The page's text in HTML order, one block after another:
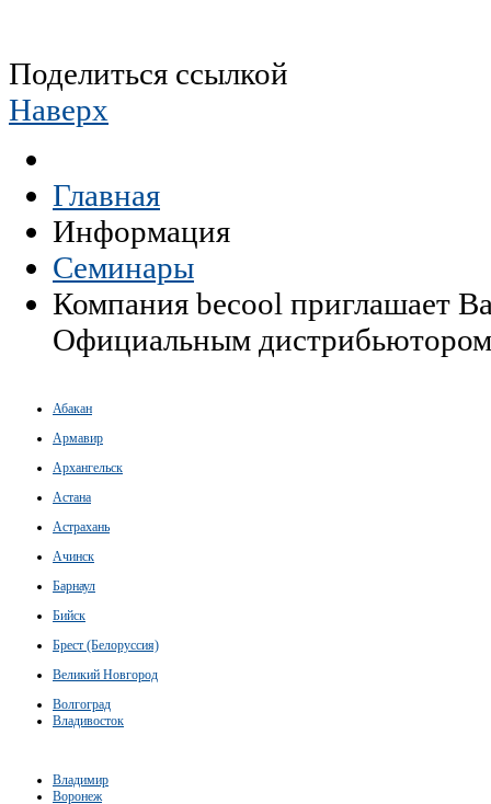
Поделиться ссылкой
Наверх
Главная
Информация
Семинары
Компания becool приглашает
Официальным
Абакан
Армавир
Архангельск
Астана
Астрахань
Ачинск
Барнаул
Бийск
Брест (Белоруссия)
Великий Новгород
Волгоград
Владивосток
Владимир
Воронеж